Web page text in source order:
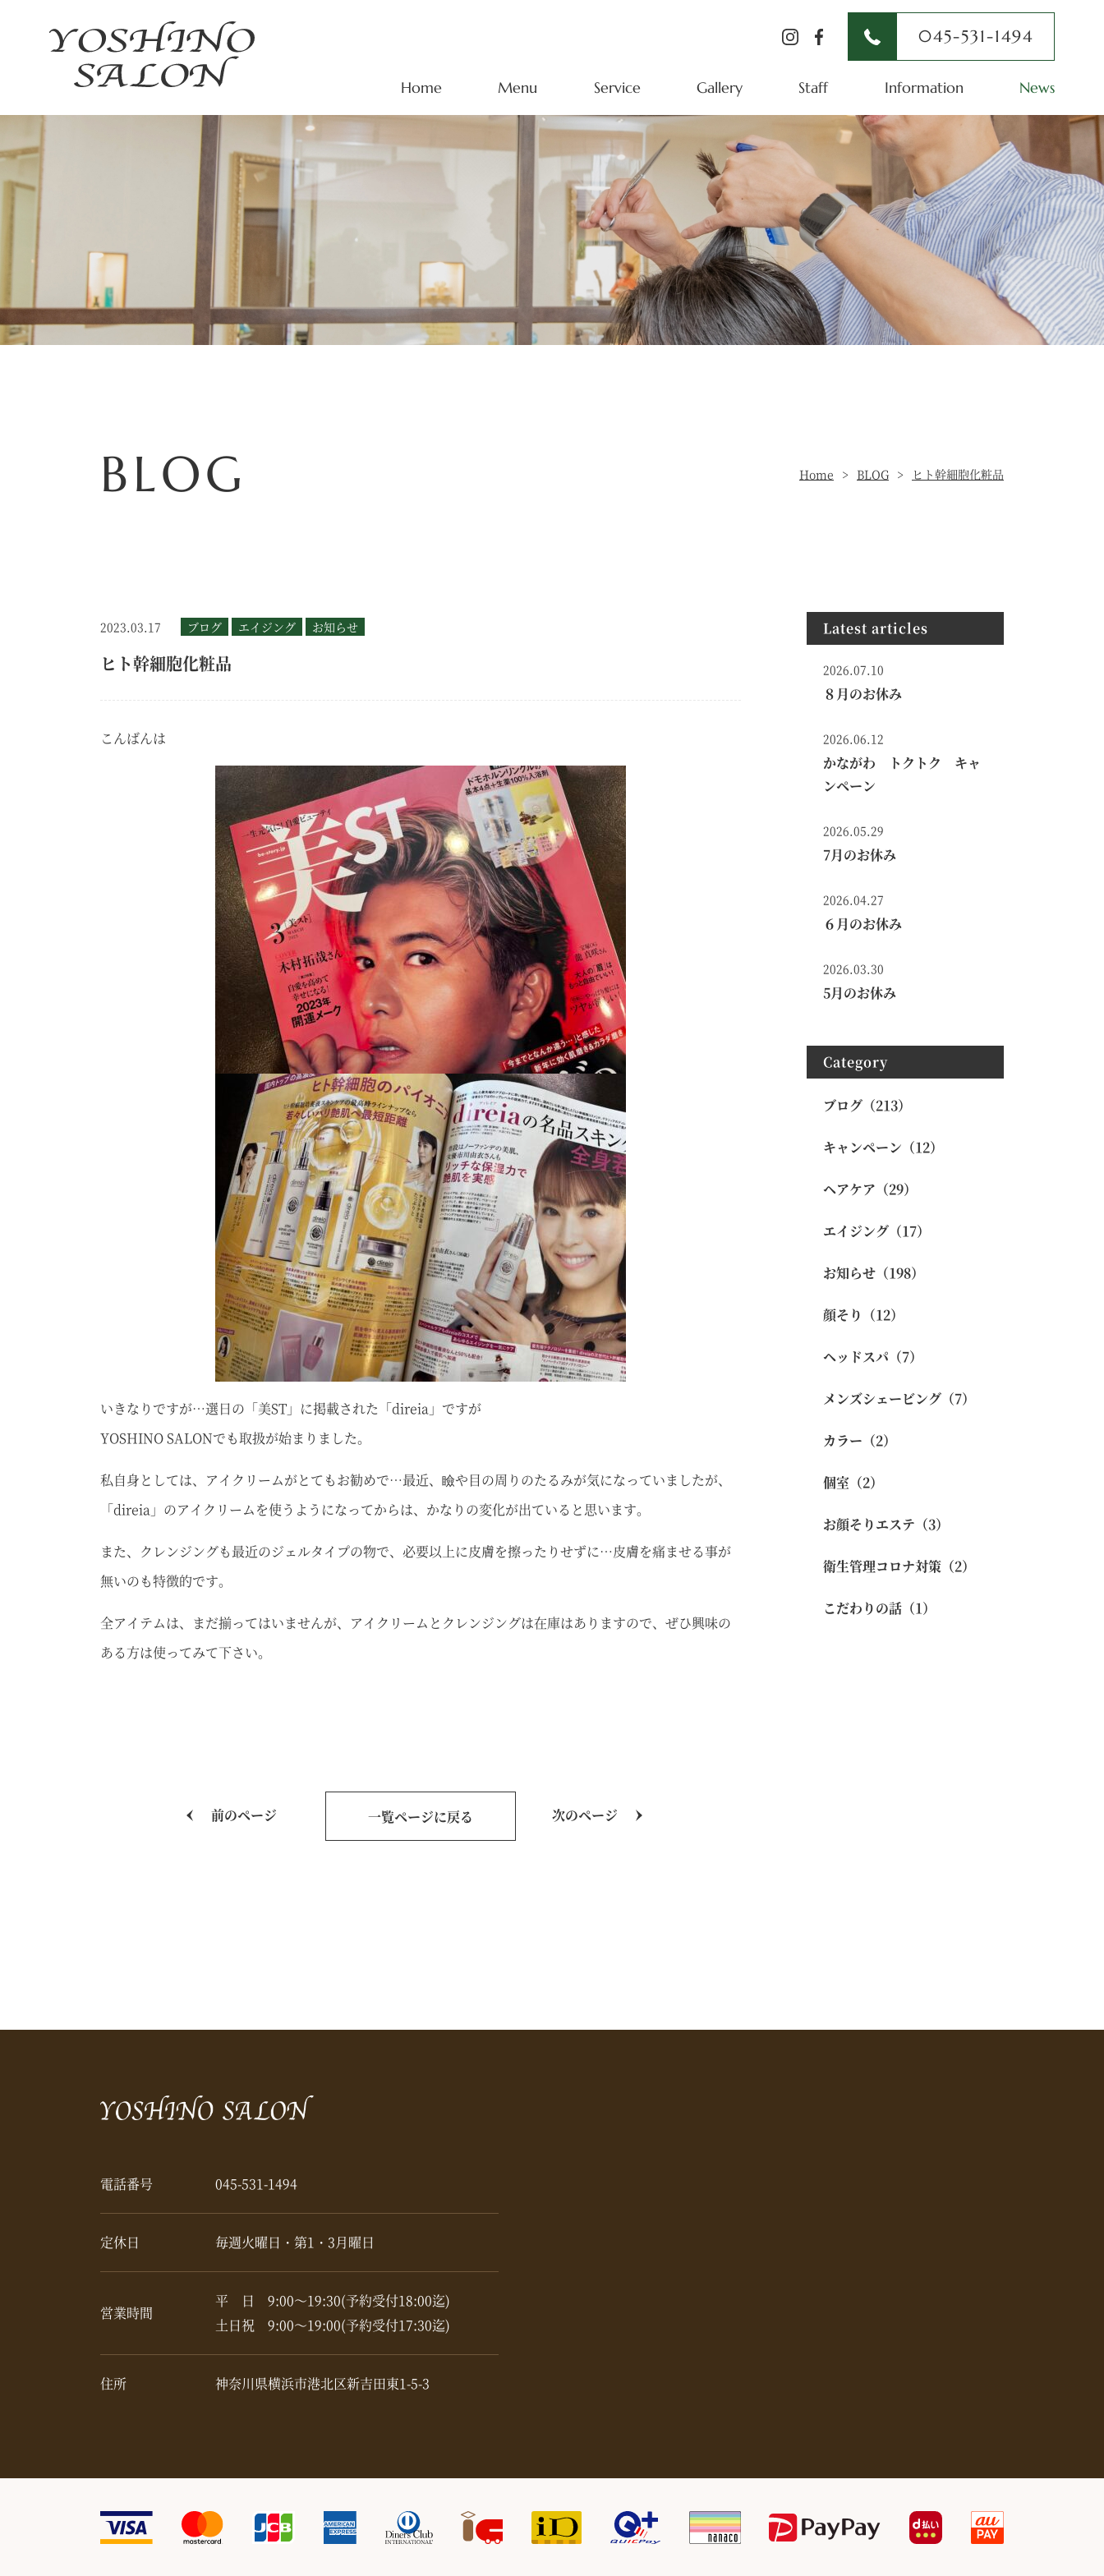
Home Menu Service Gallery Staff Information News
045-531-1494
Home BLOG ヒト幹細胞化粧品
BLOG
2023.03.17 ブログ エイジング お知らせ
ヒト幹細胞化粧品
こんばんは
いきなりですが…選日の「美ST」に掲載された「direia」ですが
YOSHINO SALONでも取扱が始まりました。
私自身としては、アイクリームがとてもお勧めで…最近、瞼や目の周りのたるみが気になっていましたが、
「direia」のアイクリームを使うようになってからは、かなりの変化が出ていると思います。
また、クレンジングも最近のジェルタイプの物で、必要以上に皮膚を擦ったりせずに…皮膚を痛ませる事が
無いのも特徴的です。
全アイテムは、まだ揃ってはいませんが、アイクリームとクレンジングは在庫はありますので、ぜひ興味の
ある方は使ってみて下さい。
前のページ 一覧ページに戻る 次のページ
Latest articles
2026.07.10
８月のお休み
2026.06.12
かながわ トクトク キャ
ンペーン
2026.05.29
7月のお休み
2026.04.27
６月のお休み
2026.03.30
5月のお休み
Category
ブログ（213）
キャンペーン（12）
ヘアケア（29）
エイジング（17）
お知らせ（198）
顔そり（12）
ヘッドスパ（7）
メンズシェービング（7）
カラー（2）
個室（2）
お顔そりエステ（3）
衛生管理コロナ対策（2）
こだわりの話（1）
電話番号 045-531-1494
定休日 毎週火曜日・第1・3月曜日
営業時間
平 日 9:00～19:30(予約受付18:00迄)
土日祝 9:00～19:00(予約受付17:30迄)
住所 神奈川県横浜市港北区新吉田東1-5-3